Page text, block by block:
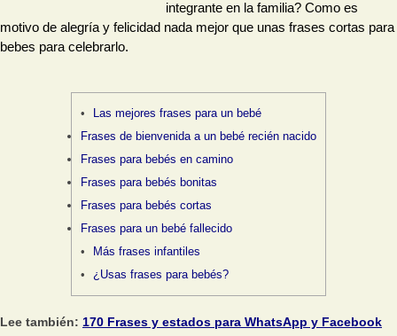
integrante en la familia? Como es
motivo de alegría y felicidad nada mejor que unas frases cortas para
bebes para celebrarlo.
Las mejores frases para un bebé
Frases de bienvenida a un bebé recién nacido
Frases para bebés en camino
Frases para bebés bonitas
Frases para bebés cortas
Frases para un bebé fallecido
Más frases infantiles
¿Usas frases para bebés?
Lee también: 170 Frases y estados para WhatsApp y Facebook